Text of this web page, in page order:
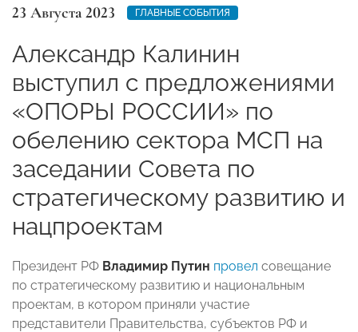
23 Августа 2023 ГЛАВНЫЕ СОБЫТИЯ
Александр Калинин
выступил с предложениями
«ОПОРЫ РОССИИ» по
обелению сектора МСП на
заседании Совета по
стратегическому развитию и
нацпроектам
Президент РФ Владимир Путин провел совещание
по стратегическому развитию и национальным
проектам, в котором приняли участие
представители Правительства, субъектов РФ и